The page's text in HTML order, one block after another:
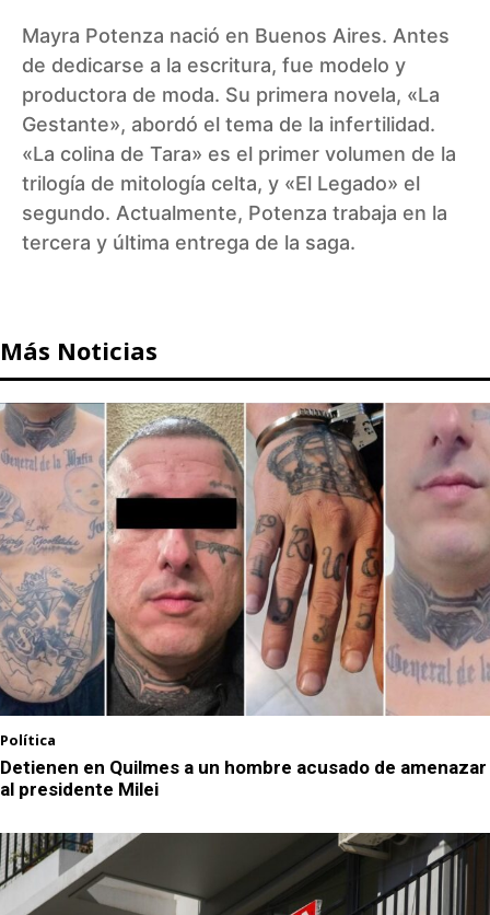
Mayra Potenza nació en Buenos Aires. Antes
de dedicarse a la escritura, fue modelo y
productora de moda. Su primera novela, «La
Gestante», abordó el tema de la infertilidad.
«La colina de Tara» es el primer volumen de la
trilogía de mitología celta, y «El Legado» el
segundo. Actualmente, Potenza trabaja en la
tercera y última entrega de la saga.
Más Noticias
Política
Detienen en Quilmes a un hombre acusado de amenazar
al presidente Milei